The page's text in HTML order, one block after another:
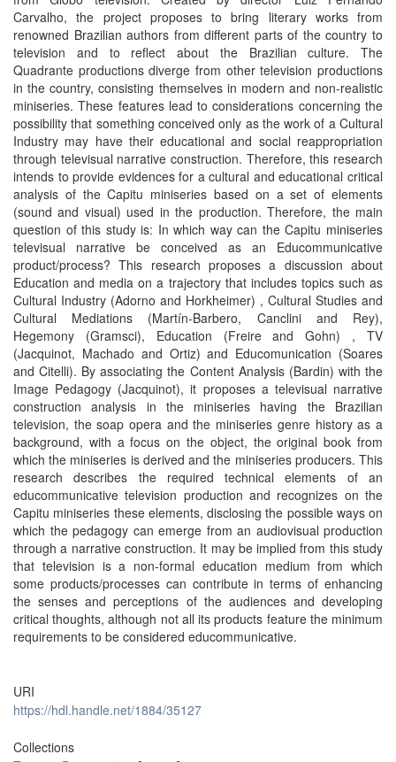
Carvalho, the project proposes to bring literary works from
renowned Brazilian authors from different parts of the country to
television and to reflect about the Brazilian culture. The
Quadrante productions diverge from other television productions
in the country, consisting themselves in modern and non-realistic
miniseries. These features lead to considerations concerning the
possibility that something conceived only as the work of a Cultural
Industry may have their educational and social reappropriation
through televisual narrative construction. Therefore, this research
intends to provide evidences for a cultural and educational critical
analysis of the Capitu miniseries based on a set of elements
(sound and visual) used in the production. Therefore, the main
question of this study is: In which way can the Capitu miniseries
televisual narrative be conceived as an Educommunicative
product/process? This research proposes a discussion about
Education and media on a trajectory that includes topics such as
Cultural Industry (Adorno and Horkheimer) , Cultural Studies and
Cultural Mediations (Martín-Barbero, Canclini and Rey),
Hegemony (Gramsci), Education (Freire and Gohn) , TV
(Jacquinot, Machado and Ortiz) and Educomunication (Soares
and Citelli). By associating the Content Analysis (Bardin) with the
Image Pedagogy (Jacquinot), it proposes a televisual narrative
construction analysis in the miniseries having the Brazilian
television, the soap opera and the miniseries genre history as a
background, with a focus on the object, the original book from
which the miniseries is derived and the miniseries producers. This
research describes the required technical elements of an
educommunicative television production and recognizes on the
Capitu miniseries these elements, disclosing the possible ways on
which the pedagogy can emerge from an audiovisual production
through a narrative construction. It may be implied from this study
that television is a non-formal education medium from which
some products/processes can contribute in terms of enhancing
the senses and perceptions of the audiences and developing
critical thoughts, although not all its products feature the minimum
requirements to be considered educommunicative.
URI
https://hdl.handle.net/1884/35127
Collections